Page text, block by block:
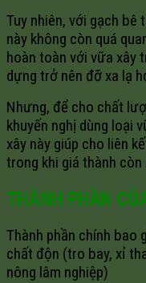
Tuy nhiên, với gạch bê
này không còn quá
hoàn toàn với vữa xây
dựng trở nên đỡ xa lạ
Nhưng, để cho chất
khuyến nghị dùng loại
xây này giúp cho liên
trong khi giá thành
THÀNH PHẦN
Thành phần chính bao
chất độn (tro bay, xỉ
nông lâm nghiệp)